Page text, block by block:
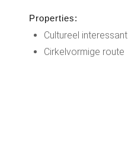
Properties:
Cultureel interessant
Cirkelvormige route